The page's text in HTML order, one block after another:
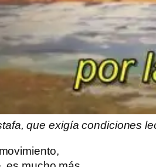
que exigía condiciones